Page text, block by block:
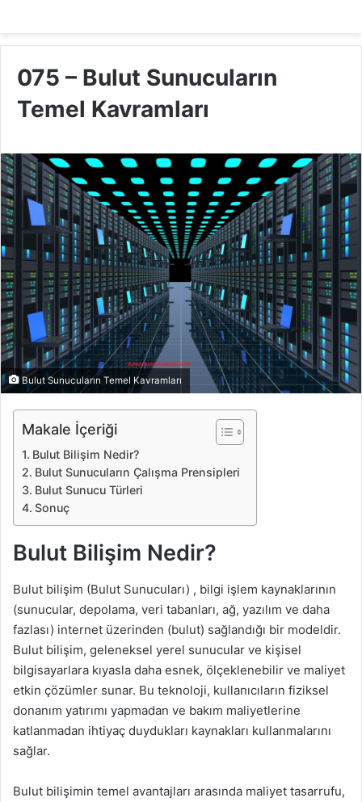
075 – Bulut Sunucuların
Temel Kavramları
Bulut Sunucuların Temel Kavramları
Makale İçeriği
Bulut Bilişim Nedir?
Bulut Sunucuların Çalışma Prensipleri
Bulut Sunucu Türleri
Sonuç
Bulut Bilişim Nedir?
Bulut bilişim (Bulut Sunucuları) , bilgi işlem kaynaklarının
(sunucular, depolama, veri tabanları, ağ, yazılım ve daha
fazlası) internet üzerinden (bulut) sağlandığı bir modeldir.
Bulut bilişim, geleneksel yerel sunucular ve kişisel
bilgisayarlara kıyasla daha esnek, ölçeklenebilir ve maliyet
etkin çözümler sunar. Bu teknoloji, kullanıcıların fiziksel
donanım yatırımı yapmadan ve bakım maliyetlerine
katlanmadan ihtiyaç duydukları kaynakları kullanmalarını
sağlar.
Bulut bilişimin temel avantajları arasında maliyet tasarrufu,